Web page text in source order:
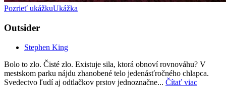
Pozrieť ukážkuUkážka
Outsider
Stephen King
Bolo to zlo. Čisté zlo. Existuje sila, ktorá obnoví rovnováhu? V
mestskom parku nájdu zhanobené telo jedenásťročného chlapca.
Svedectvo ľudí aj odtlačkov prstov jednoznačne... Čítať viac